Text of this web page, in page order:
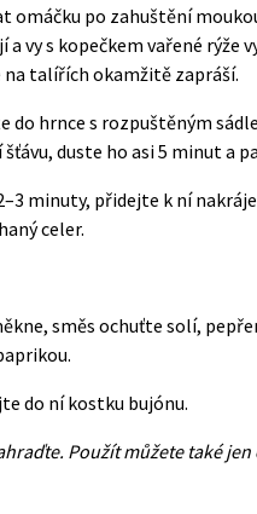
omáčku po zahuštění
vy s kopečkem vařené rýže
talířích okamžitě zapráší.
hrnce s rozpuštěným
duste ho asi 5 minut a
minuty, přidejte k ní
celer.
směs ochuťte solí,
do ní kostku bujónu.
Použít můžete také